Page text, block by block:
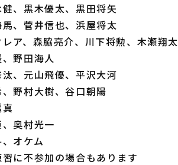
、黒木優太、黒田将矢
、菅井信也、浜屋将太
ア、森脇亮介、川下将勲、木瀬翔太
野田海人
、元山飛優、平沢大河
野村大樹、谷口朝陽
奥村光一
オケム
に不参加の場合もあります